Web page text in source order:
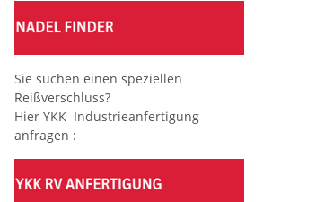
Sie suchen einen speziellen
Reißverschluss?
Hier YKK Industrieanfertigung
anfragen :